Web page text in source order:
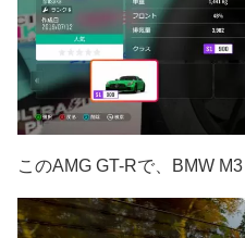
このAMG GT-Rで、BMW M3